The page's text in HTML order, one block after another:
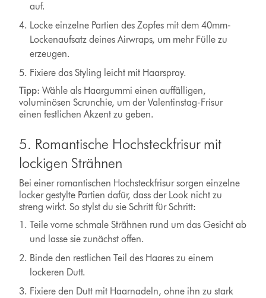
auf.
Locke einzelne Partien des Zopfes mit dem 40mm-
Lockenaufsatz deines Airwraps, um mehr Fülle zu
erzeugen.
Fixiere das Styling leicht mit Haarspray.
Tipp: Wähle als Haargummi einen auffälligen,
voluminösen Scrunchie, um der Valentinstag-Frisur
einen festlichen Akzent zu geben.
5. Romantische Hochsteckfrisur mit
lockigen Strähnen
Bei einer romantischen Hochsteckfrisur sorgen einzelne
locker gestylte Partien dafür, dass der Look nicht zu
streng wirkt. So stylst du sie Schritt für Schritt:
Teile vorne schmale Strähnen rund um das Gesicht ab
und lasse sie zunächst offen.
Binde den restlichen Teil des Haares zu einem
lockeren Dutt.
Fixiere den Dutt mit Haarnadeln, ohne ihn zu stark